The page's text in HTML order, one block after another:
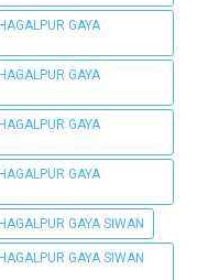
GAYA
GAYA
GAYA
GAYA
GAYA SIWAN
GAYA SIWAN